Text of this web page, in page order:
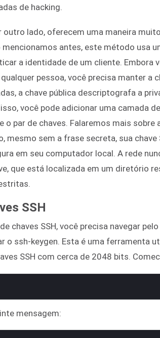
de hacking.
outro lado, oferecem uma maneira
antes, este método usa
a identidade de um cliente. Embora
pessoa, você precisa manter a
a chave pública descriptografa a
você pode adicionar uma camada
o par de chaves. Falaremos mais
mesmo sem a frase secreta, sua chave
em seu computador local. A rede
que está localizada em um diretório
SSH
chaves SSH, você precisa navegar
o ssh-keygen. Esta é uma ferramenta
SSH com cerca de 2048 bits.
mensagem: